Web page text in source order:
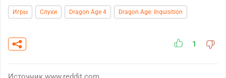
Игры Слухи Dragon Age 4 Dragon Age: Inquisition
1